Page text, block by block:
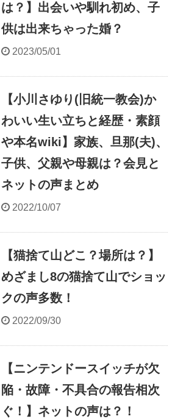
は？】出会いや馴れ初め、子
供は出来ちゃった婚？
2023/05/01
【小川さゆり(旧統一教会)か
わいい生い立ちと経歴・素顔
や本名wiki】家族、旦那(夫)、
子供、父親や母親は？会見と
ネットの声まとめ
2022/10/07
【猫捨て山どこ？場所は？】
めざまし8の猫捨て山でショッ
クの声多数！
2022/09/30
【ニンテンドースイッチが欠
陥・故障・不具合の報告相次
ぐ！】ネットの声は？！